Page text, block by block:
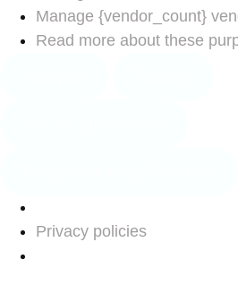
Manage {vendor_count}
Read more about these
Privacy policies